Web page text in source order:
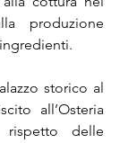
produzione
storico al
all’Osteria
delle